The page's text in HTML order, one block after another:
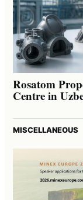
Rosatom
Centre in
MISCELLANEOUS